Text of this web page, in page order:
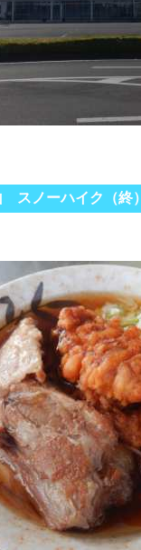
スノーハイク（終）